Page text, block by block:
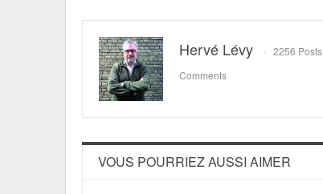
Hervé Lévy 2256 Posts
Comments
VOUS POURRIEZ AUSSI AIMER